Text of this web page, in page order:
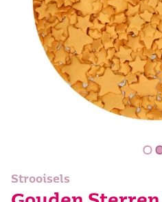
Strooisels